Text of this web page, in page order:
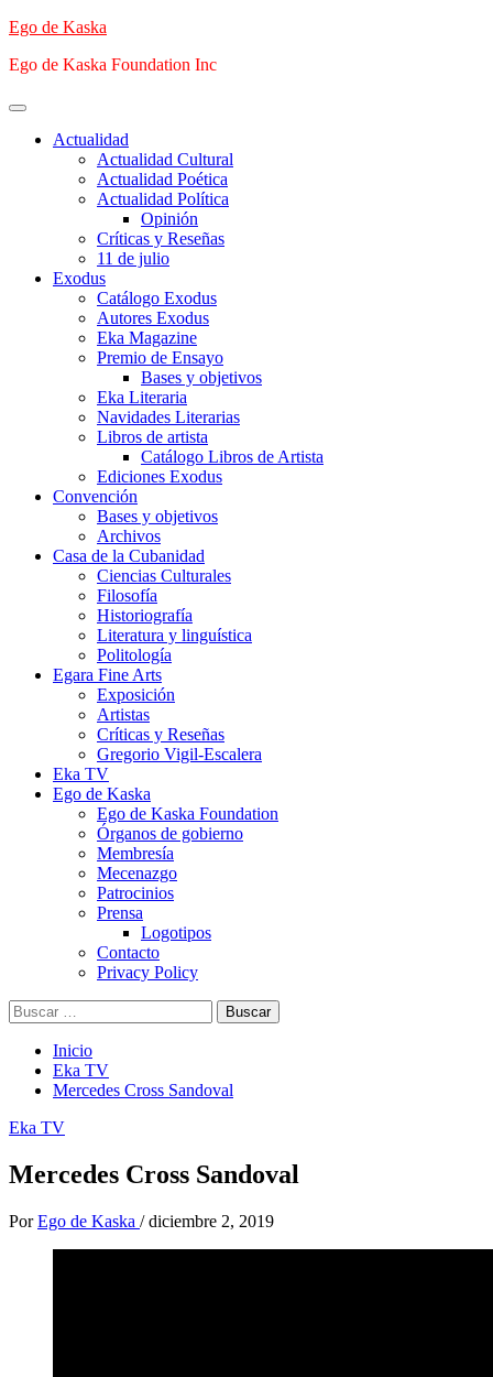
Saltar
contenido
Ego de Kaska
Ego de Kaska Foundation Inc
Menú
principalActualidad
Actualidad Cultural
Actualidad Poética
Actualidad Política
Opinión
Críticas y Reseñas
11 de julio
Exodus
Catálogo Exodus
Autores Exodus
Eka Magazine
Premio de Ensayo
Bases y objetivos
Eka Literaria
Navidades Literarias
Libros de artista
Catálogo Libros de Artista
Ediciones Exodus
Convención
Bases y objetivos
Archivos
Casa de la Cubanidad
Ciencias Culturales
Filosofía
Historiografía
Literatura y linguística
Politología
Egara Fine Arts
Exposición
Artistas
Críticas y Reseñas
Gregorio Vigil-Escalera
Eka TV
Ego de Kaska
Ego de Kaska Foundation
Órganos de gobierno
Membresía
Mecenazgo
Patrocinios
Prensa
Logotipos
Contacto
Privacy Policy
Buscar:
Inicio
Eka TV
Mercedes Cross Sandoval
Eka TV
Mercedes Cross Sandoval
Por Ego de Kaska / diciembre 2, 2019